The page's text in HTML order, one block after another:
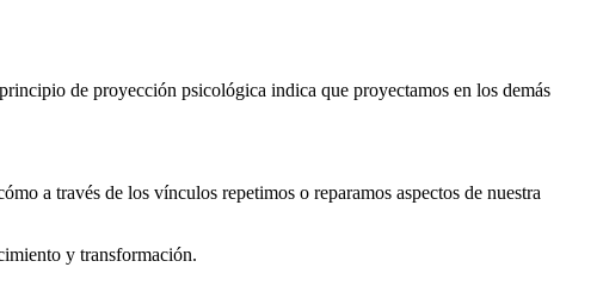
de proyección psicológica indica que proyectamos en los demás
a través de los vínculos repetimos o reparamos aspectos de nuestra
y transformación.